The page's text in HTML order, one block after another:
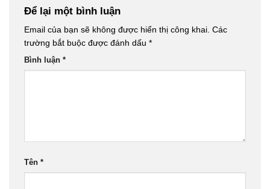
Để lại một bình luận
Email của bạn sẽ không được hiển thị công khai. Các
trường bắt buộc được đánh dấu *
Bình luận *
Tên *